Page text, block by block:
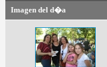
Imagen del d�a